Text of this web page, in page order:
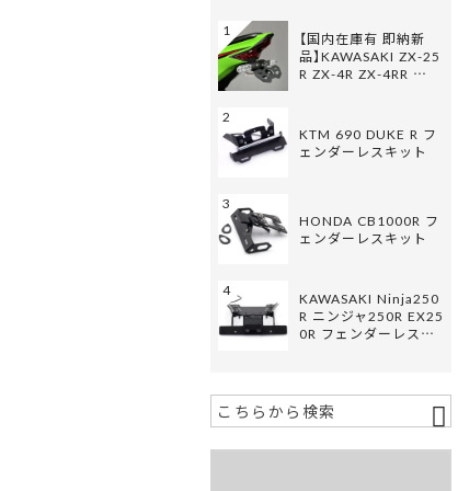
【国内在庫有 即納新
品】KAWASAKI ZX-25
R ZX-4R ZX-4RR …
1
KTM 690 DUKE R フ
ェンダーレスキット
2
HONDA CB1000R フ
ェンダーレスキット
3
KAWASAKI Ninja250
R ニンジャ250R EX25
0R フェンダーレス…
4